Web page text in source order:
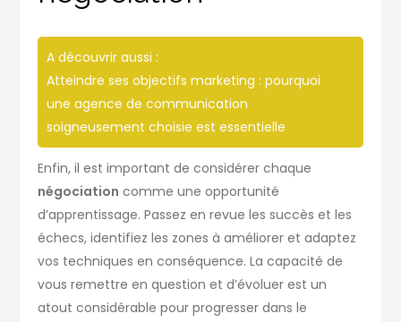
A découvrir aussi :
Atteindre ses objectifs marketing : pourquoi
une agence de communication
soigneusement choisie est essentielle
Enfin, il est important de considérer chaque
négociation comme une opportunité
d’apprentissage. Passez en revue les succès et les
échecs, identifiez les zones à améliorer et adaptez
vos techniques en conséquence. La capacité de
vous remettre en question et d’évoluer est un
atout considérable pour progresser dans le